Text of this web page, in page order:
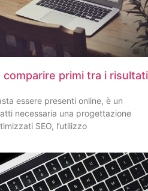
comparire primi tra i risultati
essere presenti online, è un
necessaria una progettazione
SEO, l’utilizzo